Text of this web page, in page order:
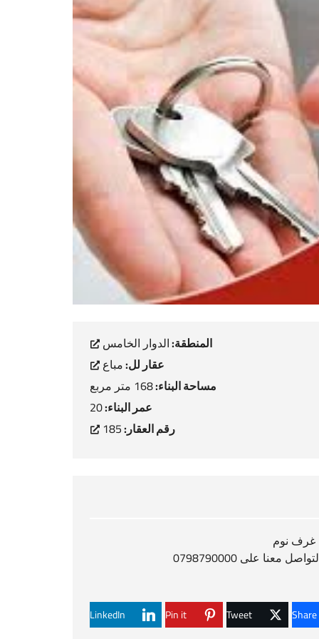
المنطقة:الدوار الخامس
عقار لل:مباع
مساحة البناء:168 متر مربع
عمر البناء:20
رقم العقار:185
Tweet
Pin it
LinkedIn